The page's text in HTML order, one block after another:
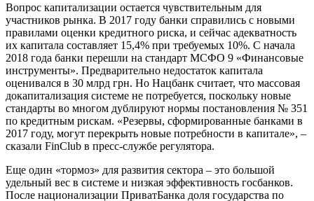
Вопрос капитализации остается чувствительным для
участников рынка. В 2017 году банки справились с новыми
правилами оценки кредитного риска, и сейчас адекватность
их капитала составляет 15,4% при требуемых 10%. С начала
2018 года банки перешли на стандарт МСФО 9 «Финансовые
инструменты». Предварительно недостаток капитала
оценивался в 30 млрд грн. Но Нацбанк считает, что массовая
докапитализация системе не потребуется, поскольку новые
стандарты во многом дублируют нормы постановления № 351
по кредитным рискам. «Резервы, сформированные банками в
2017 году, могут перекрыть новые потребности в капитале», –
сказали FinClub в пресс-службе регулятора.
Еще один «тормоз» для развития сектора – это большой
удельный вес в системе и низкая эффективность госбанков.
После национализации ПриватБанка доля государства по